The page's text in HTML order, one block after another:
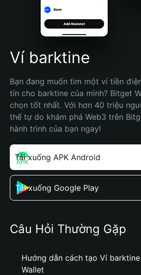
Português (Brasil)
Español (Argentina)
Ví barktine
Bạn đang muốn tìm một ví tiền
tín cho barktine của mình? Bitget
chọn tốt nhất. Với hơn 40 triệu
thể tự do khám phá Web3 trên
hành trình của bạn ngay!
Tải xuống APK Android
Tải xuống Google Play
Câu Hỏi Thường Gặp
Hướng dẫn cách tạo Ví
Wallet